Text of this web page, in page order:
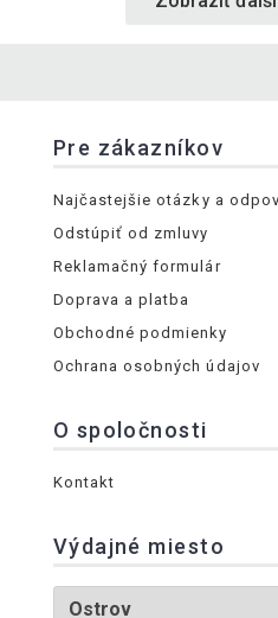
Pre zákazníkov
Najčastejšie otázky a
Odstúpiť od zmluvy
Reklamačný formulár
Doprava a platba
Obchodné podmienky
Ochrana osobných údajov
O spoločnosti
Kontakt
Výdajné miesto